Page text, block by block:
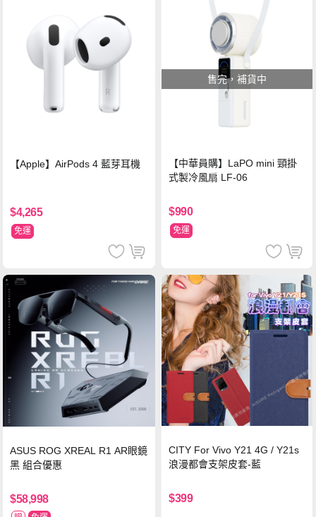
【Apple】AirPods 4 藍芽耳機
$4,265
免運
售完，補貨中
【中華員購】LaPO mini 頸掛
式製冷風扇 LF-06
$990
免運
ASUS ROG XREAL R1 AR眼鏡
黑 組合優惠
$58,998
CITY For Vivo Y21 4G / Y21s
浪漫都會支架皮套-藍
$399